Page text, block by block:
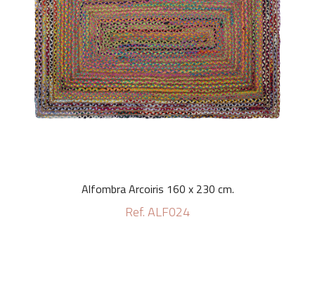
Alfombra Arcoiris 160 x 230 cm.
Ref. ALF024